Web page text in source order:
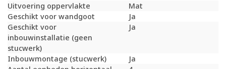
Uitvoering oppervlakte
Mat
Geschikt voor wandgoot
Ja
Geschikt voor
inbouwinstallatie (geen
stucwerk)
Ja
Inbouwmontage (stucwerk)
Ja